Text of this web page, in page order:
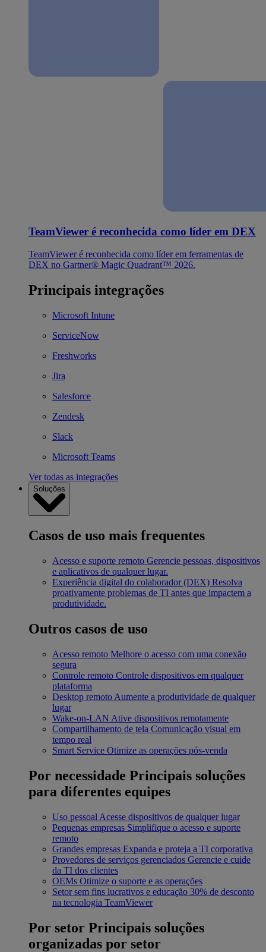
TeamViewer é reconhecida como líder em DEX
TeamViewer é reconhecida como líder em ferramentas de
DEX no Gartner® Magic Quadrant™ 2026.
Principais integrações
Microsoft Intune
ServiceNow
Freshworks
Jira
Salesforce
Zendesk
Slack
Microsoft Teams
Ver todas as integrações
Soluções
Casos de uso mais frequentes
Acesso e suporte remoto Gerencie pessoas, dispositivos
e aplicativos de qualquer lugar.
Experiência digital do colaborador (DEX) Resolva
proativamente problemas de TI antes que impactem a
produtividade.
Outros casos de uso
Acesso remoto Melhore o acesso com uma conexão
segura
Controle remoto Controle dispositivos em qualquer
plataforma
Desktop remoto Aumente a produtividade de qualquer
lugar
Wake-on-LAN Ative dispositivos remotamente
Compartilhamento de tela Comunicação visual em
tempo real
Smart Service Otimize as operações pós-venda
Por necessidade Principais soluções
para diferentes equipes
Uso pessoal Acesse dispositivos de qualquer lugar
Pequenas empresas Simplifique o acesso e suporte
remoto
Grandes empresas Expanda e proteja a TI corporativa
Provedores de serviços gerenciados Gerencie e cuide
da TI dos clientes
OEMs Otimize o suporte e as operações
Setor sem fins lucrativos e educação 30% de desconto
na tecnologia TeamViewer
Por setor Principais soluções
organizadas por setor